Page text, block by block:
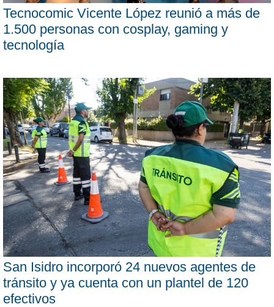
Tecnocomic Vicente López reunió a más de
1.500 personas con cosplay, gaming y
tecnología
San Isidro incorporó 24 nuevos agentes de
tránsito y ya cuenta con un plantel de 120
efectivos